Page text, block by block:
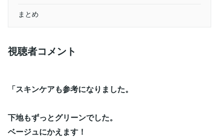
まとめ
視聴者コメント
「スキンケアも参考になりました。
下地もずっとグリーンでした。
ベージュにかえます！